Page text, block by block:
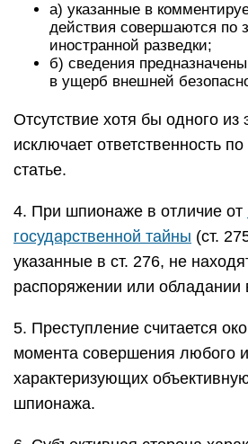
а) указанные в
действия совершаются по
иностранной разведки;
б) сведения
в ущерб внешней
Отсутствие хотя бы одного из
исключает ответственность
статье.
4. При шпионаже в отличие от
государственной тайны (ст.
указанные в ст. 276, не
распоряжении или обладании
5. Преступление считается
момента совершения любого
характеризующих
шпионажа.